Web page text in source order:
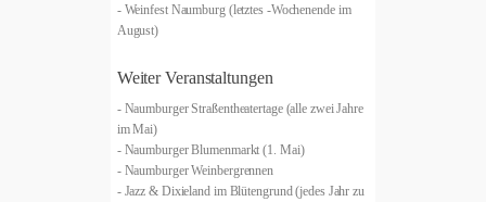
- Weinfest Naumburg (letztes -Wochenende im
August)
Weiter Veranstaltungen
- Naumburger Straßentheatertage (alle zwei Jahre
im Mai)
- Naumburger Blumenmarkt (1. Mai)
- Naumburger Weinbergrennen
- Jazz & Dixieland im Blütengrund (jedes Jahr zu